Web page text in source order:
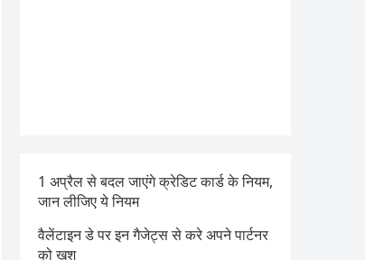
1 अप्रैल से बदल जाएंगे क्रेडिट कार्ड के नियम,
जान लीजिए ये नियम
वैलेंटाइन डे पर इन गैजेट्स से करे अपने पार्टनर
को खुश